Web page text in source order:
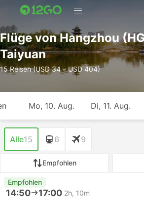
Flüge von Hangzhou
Taiyuan
15 Reisen (USD 34 – USD 404)
Mo, 10. Aug. Di, 11. Aug.
Alle15 6 9
Empfohlen
Empfohlen
14:50 17:00 2h, 10m